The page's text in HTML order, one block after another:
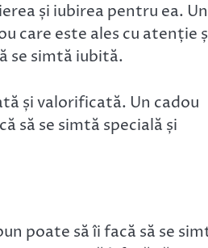
și iubirea pentru ea. Un
care este ales cu atenție
se simtă iubită.
și valorificată. Un cadou
să se simtă specială și
poate să îi facă să se